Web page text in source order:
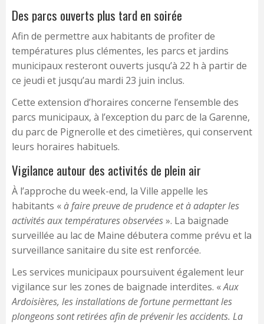
Des parcs ouverts plus tard en soirée
Afin de permettre aux habitants de profiter de
températures plus clémentes, les parcs et jardins
municipaux resteront ouverts jusqu’à 22 h à partir de
ce jeudi et jusqu’au mardi 23 juin inclus.
Cette extension d’horaires concerne l’ensemble des
parcs municipaux, à l’exception du parc de la Garenne,
du parc de Pignerolle et des cimetières, qui conservent
leurs horaires habituels.
Vigilance autour des activités de plein air
À l’approche du week-end, la Ville appelle les
habitants «à faire preuve de prudence et à adapter les
activités aux températures observées». La baignade
surveillée au lac de Maine débutera comme prévu et la
surveillance sanitaire du site est renforcée.
Les services municipaux poursuivent également leur
vigilance sur les zones de baignade interdites. «Aux
Ardoisières, les installations de fortune permettant les
plongeons sont retirées afin de prévenir les accidents. La